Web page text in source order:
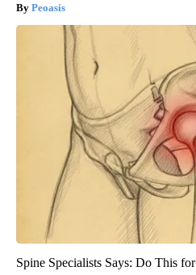
Peoasis
Spine Specialists Says: Do This